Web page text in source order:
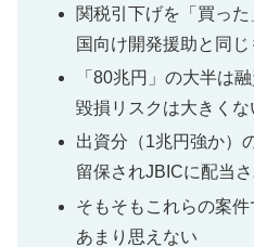
関税引下げを「買っ
国向け開発援助と同じ
「80兆円」の大半は
毀損リスクは大きくな
出資分（1兆円強か）
留保されJBICに配当
そもそもこれらの案
あまり思えない